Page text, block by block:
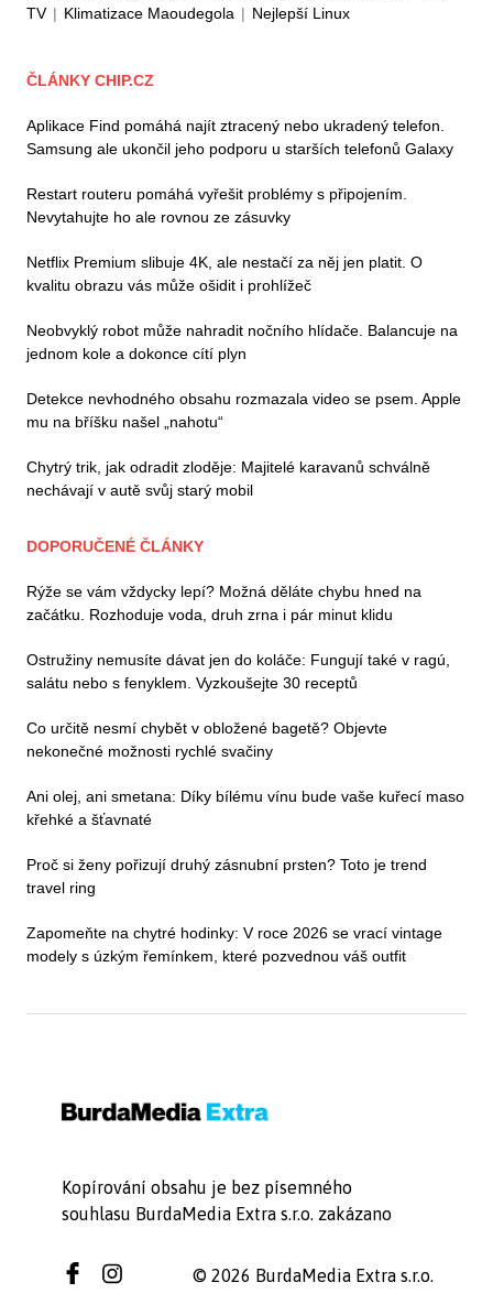
TV | Klimatizace Maoudegola | Nejlepší Linux
ČLÁNKY CHIP.CZ
Aplikace Find pomáhá najít ztracený nebo ukradený telefon.
Samsung ale ukončil jeho podporu u starších telefonů Galaxy
Restart routeru pomáhá vyřešit problémy s připojením.
Nevytahujte ho ale rovnou ze zásuvky
Netflix Premium slibuje 4K, ale nestačí za něj jen platit. O
kvalitu obrazu vás může ošidit i prohlížeč
Neobvyklý robot může nahradit nočního hlídače. Balancuje na
jednom kole a dokonce cítí plyn
Detekce nevhodného obsahu rozmazala video se psem. Apple
mu na bříšku našel „nahotu“
Chytrý trik, jak odradit zloděje: Majitelé karavanů schválně
nechávají v autě svůj starý mobil
DOPORUČENÉ ČLÁNKY
Rýže se vám vždycky lepí? Možná děláte chybu hned na
začátku. Rozhoduje voda, druh zrna i pár minut klidu
Ostružiny nemusíte dávat jen do koláče: Fungují také v ragú,
salátu nebo s fenyklem. Vyzkoušejte 30 receptů
Co určitě nesmí chybět v obložené bagetě? Objevte
nekonečné možnosti rychlé svačiny
Ani olej, ani smetana: Díky bílému vínu bude vaše kuřecí maso
křehké a šťavnaté
Proč si ženy pořizují druhý zásnubní prsten? Toto je trend
travel ring
Zapomeňte na chytré hodinky: V roce 2026 se vrací vintage
modely s úzkým řemínkem, které pozvednou váš outfit
Kopírování obsahu je bez písemného
souhlasu BurdaMedia Extra s.r.o. zakázano
© 2026 BurdaMedia Extra s.r.o.